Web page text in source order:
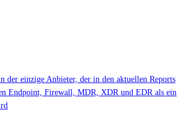
der einzige Anbieter, der in den aktuellen Reports
Endpoint, Firewall, MDR, XDR und EDR als ein